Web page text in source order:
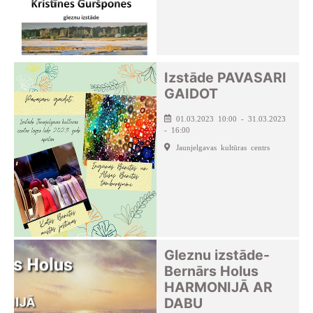
Izstāde PAVASARI
GAIDOT
01.03.2023 10:00 - 31.03.2023
- 16:00
Jaunjelgavas kultūras centrs
Gleznu izstāde-
Bernārs Holus
HARMONIJĀ AR
DABU